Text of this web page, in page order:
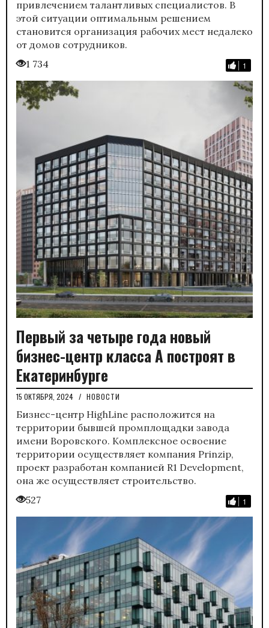
привлечением талантливых специалистов. В
этой ситуации оптимальным решением
становится организация рабочих мест недалеко
от домов сотрудников.
1
1 734
Первый за четыре года новый
бизнес-центр класса А построят в
Екатеринбурге
15 ОКТЯБРЯ, 2024 / НОВОСТИ
Бизнес-центр HighLine расположится на
территории бывшей промплощадки завода
имени Воровского. Комплексное освоение
территории осуществляет компания Prinzip,
проект разработан компанией R1 Development,
она же осуществляет строительство.
1
527